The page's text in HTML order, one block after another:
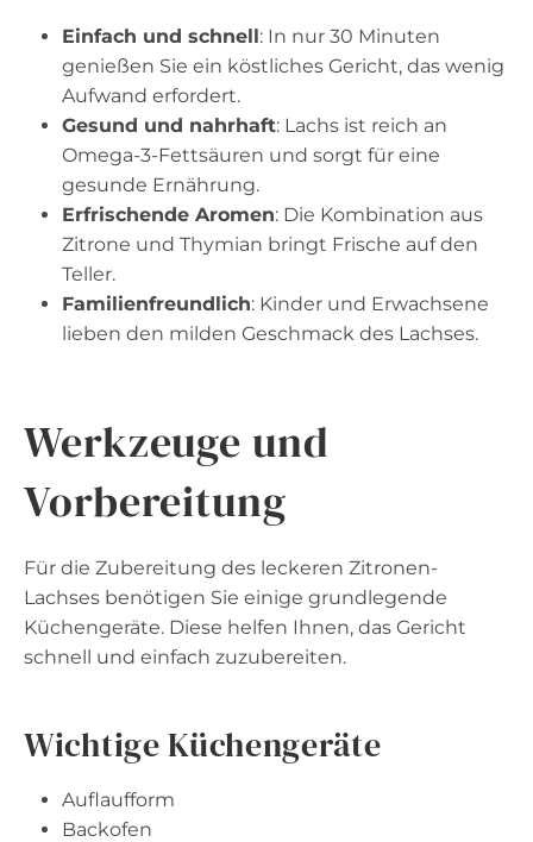
Einfach und schnell: In nur 30 Minuten
genießen Sie ein köstliches Gericht, das wenig
Aufwand erfordert.
Gesund und nahrhaft: Lachs ist reich an
Omega-3-Fettsäuren und sorgt für eine
gesunde Ernährung.
Erfrischende Aromen: Die Kombination aus
Zitrone und Thymian bringt Frische auf den
Teller.
Familienfreundlich: Kinder und Erwachsene
lieben den milden Geschmack des Lachses.
Werkzeuge und
Vorbereitung
Für die Zubereitung des leckeren Zitronen-
Lachses benötigen Sie einige grundlegende
Küchengeräte. Diese helfen Ihnen, das Gericht
schnell und einfach zuzubereiten.
Wichtige Küchengeräte
Auflaufform
Backofen